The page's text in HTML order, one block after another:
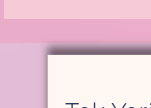
Alternative: